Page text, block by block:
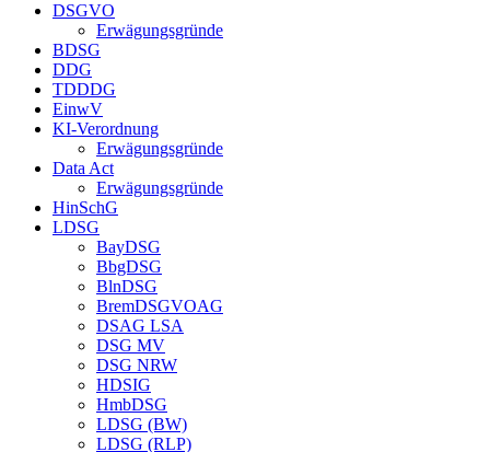
DSGVO
Erwägungsgründe
BDSG
DDG
TDDDG
EinwV
KI-Verordnung
Erwägungsgründe
Data Act
Erwägungsgründe
HinSchG
LDSG
BayDSG
BbgDSG
BlnDSG
BremDSGVOAG
DSAG LSA
DSG MV
DSG NRW
HDSIG
HmbDSG
LDSG (BW)
LDSG (RLP)